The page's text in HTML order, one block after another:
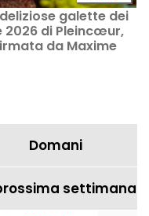
galette dei
2026 di Pleincœur,
da Maxime
Domani
settimana